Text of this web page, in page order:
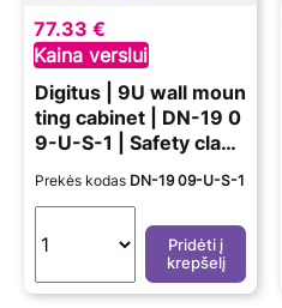
77.33 €
Kaina verslui
Digitus | 9U wall moun
ting cabinet | DN-19 0
9-U-S-1 | Safety class
safety-glass door. 20
e. Front door: Glass d
oor, single opening. U
nmounted 460x540x
Prekės kodas DN-19 09-U-S-1
Pridėti į
krepšelį